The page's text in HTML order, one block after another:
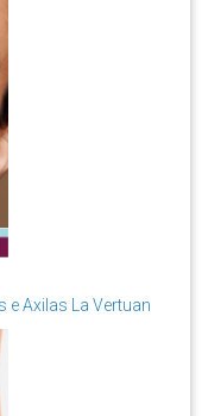
Axilas La Vertuan